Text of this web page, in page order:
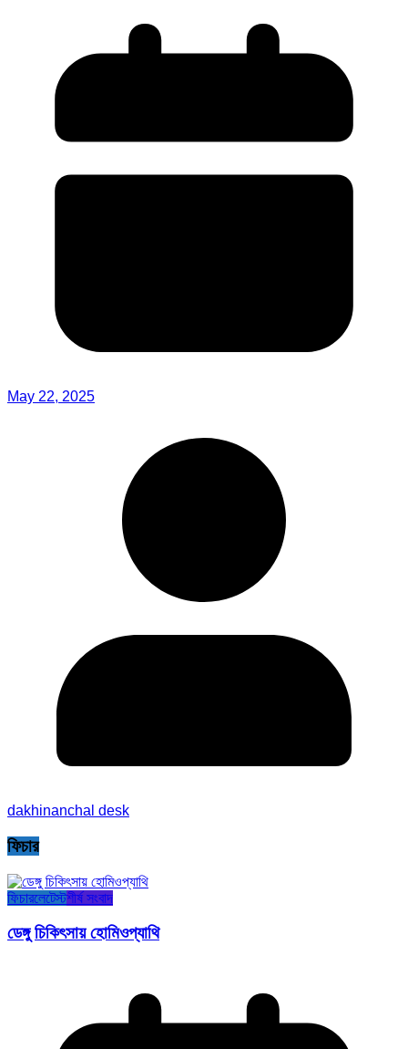
May 22, 2025
dakhinanchal desk
ফিচার
ফিচারলেটেস্টশীর্ষ সংবাদ
ডেঙ্গু চিকিৎসায় হোমিওপ্যাথি